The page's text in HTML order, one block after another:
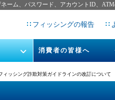
ーム、パスワード、アカウントID、
フィッシングの報告
消費者の皆様へ
フィッシングとは
ッシング詐欺対策ガイドラインの改訂について